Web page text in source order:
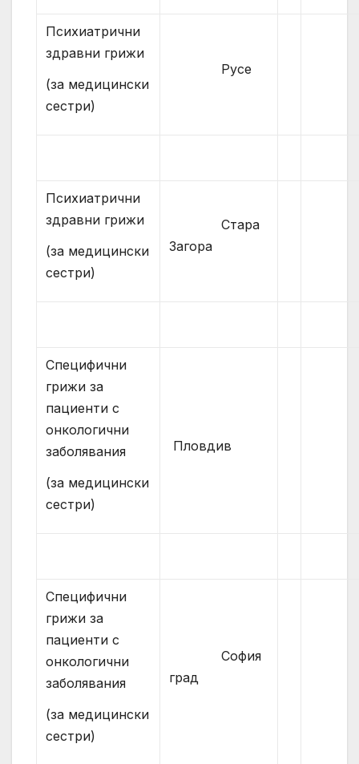
Психиатрични
здравни грижи
(за медицински
сестри)
Русе
Психиатрични
здравни грижи
(за медицински
сестри)
Стара
Загора
Специфични
грижи за
пациенти с
онкологични
заболявания
(за медицински
сестри)
Пловдив
Специфични
грижи за
пациенти с
онкологични
заболявания
(за медицински
сестри)
София
град